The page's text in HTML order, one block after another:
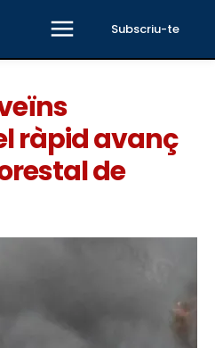
Subscriu-te
ràpid avanç
de